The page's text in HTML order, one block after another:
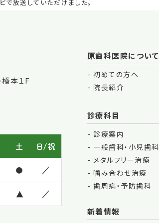
放送していただけました。
本１F
土 日/祝
● ／
▲ ／
原歯科医院について
初めての方へ
院長紹介
診療科目
診療案内
一般歯科・小児歯科
メタルフリー治療
噛み合わせ治療
歯周病・予防歯科
新着情報